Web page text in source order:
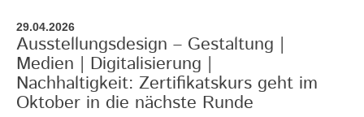
29.04.2026
Ausstellungsdesign – Gestaltung |
Medien | Digitalisierung |
Nachhaltigkeit: Zertifikatskurs geht im
Oktober in die nächste Runde